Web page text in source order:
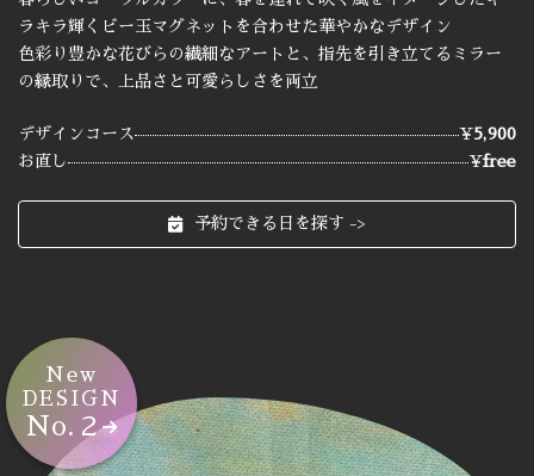
ラキラ輝くビー玉マグネットを合わせた華やかなデザイン
色彩り豊かな花びらの繊細なアートと、指先を引き立てるミラー
の縁取りで、上品さと可愛らしさを両立
デザインコース ¥5,900
お直し
¥free
予約できる日を探す ->
New
DESIGN
No.２